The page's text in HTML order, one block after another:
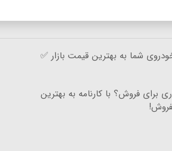
شما به بهترین قیمت بازار ✅
برای فروش؟ با کارنامه به بهترین